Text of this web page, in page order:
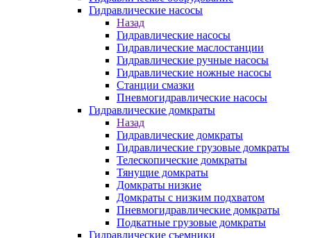
Гидравлические насосы
Назад
Гидравлические насосы
Гидравлические маслостанции
Гидравлические ручные насосы
Гидравлические ножные насосы
Станции смазки
Пневмогидравлические насосы
Гидравлические домкраты
Назад
Гидравлические домкраты
Гидравлические грузовые домкраты
Телескопические домкраты
Тянущие домкраты
Домкраты низкие
Домкраты с низким подхватом
Пневмогидравлические домкраты
Подкатные грузовые домкраты
Гидравлические съемники